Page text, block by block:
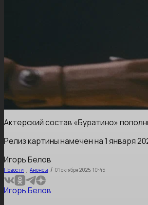
Актерский состав «Буратино»
Релиз картины намечен на 1 января
Игорь Белов
Новости , Анонсы / 01 октября 2025, 10:45
Игорь Белов